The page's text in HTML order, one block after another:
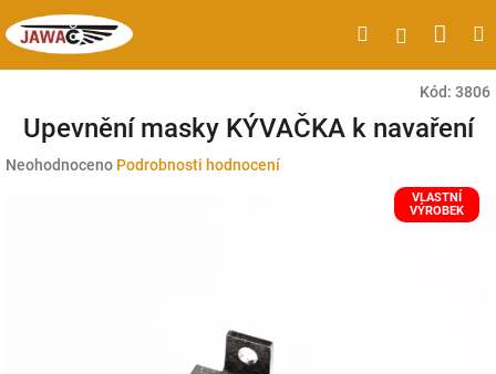
na
obsah
HledatPřihlášení
Kód: 3806
Upevnění masky KÝVAČKA k navaření
Průměrné
Neohodnoceno Podrobnosti hodnocení
VLASTNÍ
VÝROBEK